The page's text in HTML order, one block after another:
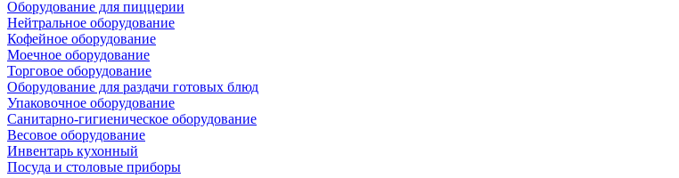
Оборудование для пиццерии
Нейтральное оборудование
Кофейное оборудование
Моечное оборудование
Торговое оборудование
Оборудование для раздачи готовых блюд
Упаковочное оборудование
Санитарно-гигиеническое оборудование
Весовое оборудование
Инвентарь кухонный
Посуда и столовые приборы